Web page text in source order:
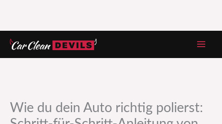
Zum
Inhalt
Wie du dein Auto richtig polierst: